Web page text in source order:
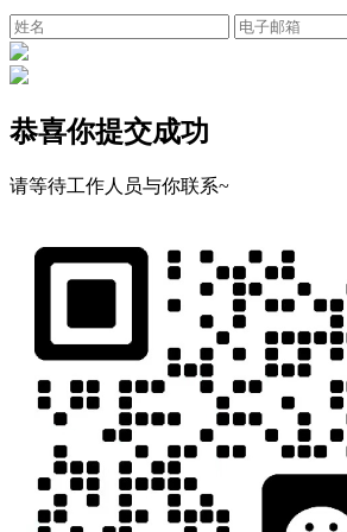
恭喜你提交成功
请等待工作人员与你联系~